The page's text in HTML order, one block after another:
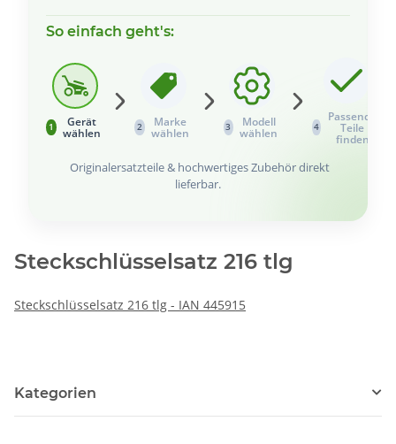
So einfach geht's:
1
Gerät
wählen
2
Marke
wählen
3
Modell
wählen
4
Passende
Teile
finden
Originalersatzteile & hochwertiges Zubehör direkt
lieferbar.
Steckschlüsselsatz 216 tlg
Steckschlüsselsatz 216 tlg - IAN 445915
Kategorien